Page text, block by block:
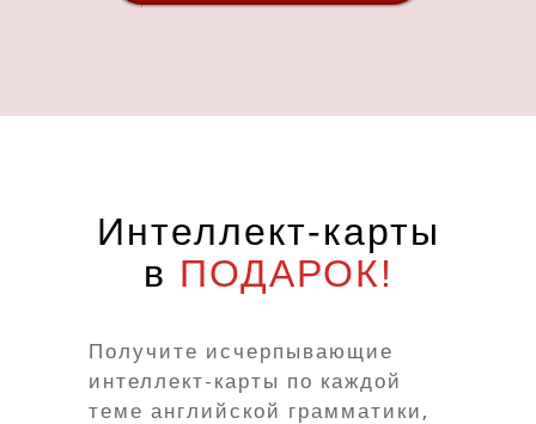
Интеллект-карты
в ПОДАРОК!
Получите исчерпывающие
интеллект-карты по каждой
теме английской грамматики,